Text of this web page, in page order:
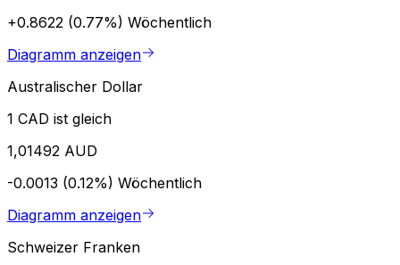
+0.8622 (0.77%) Wöchentlich
Diagramm anzeigen
Australischer Dollar
1 CAD ist gleich
1,01492 AUD
-0.0013 (0.12%) Wöchentlich
Diagramm anzeigen
Schweizer Franken